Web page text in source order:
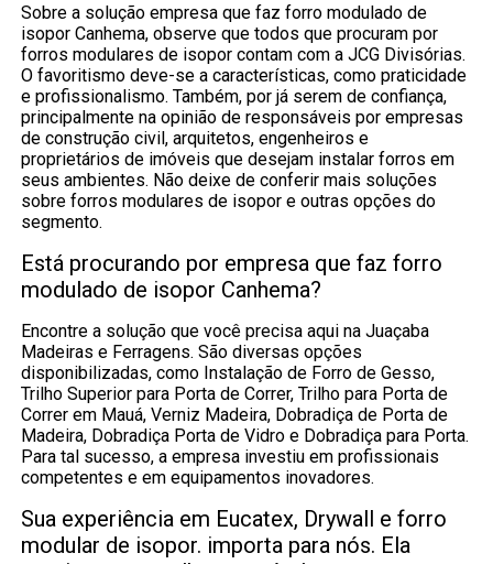
Sobre a solução empresa que faz forro modulado de
isopor Canhema, observe que todos que procuram por
forros modulares de isopor contam com a JCG Divisórias.
O favoritismo deve-se a características, como praticidade
e profissionalismo. Também, por já serem de confiança,
principalmente na opinião de responsáveis por empresas
de construção civil, arquitetos, engenheiros e
proprietários de imóveis que desejam instalar forros em
seus ambientes. Não deixe de conferir mais soluções
sobre forros modulares de isopor e outras opções do
segmento.
Está procurando por empresa que faz forro
modulado de isopor Canhema?
Encontre a solução que você precisa aqui na Juaçaba
Madeiras e Ferragens. São diversas opções
disponibilizadas, como Instalação de Forro de Gesso,
Trilho Superior para Porta de Correr, Trilho para Porta de
Correr em Mauá, Verniz Madeira, Dobradiça de Porta de
Madeira, Dobradiça Porta de Vidro e Dobradiça para Porta.
Para tal sucesso, a empresa investiu em profissionais
competentes e em equipamentos inovadores.
Sua experiência em Eucatex, Drywall e forro
modular de isopor. importa para nós. Ela